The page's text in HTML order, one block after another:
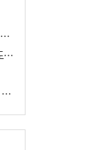
홈플, 2000억 원 자금 마련…회생절차 폐지에 즉시항고(종합)
홈플러스, 법원에 즉시항고…기업회생 ‘재도전’
메리츠, 홈플러스 회생 긴급자금 2000억 원 지원 승인